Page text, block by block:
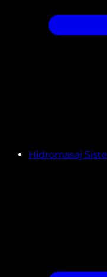
Hidromasaj